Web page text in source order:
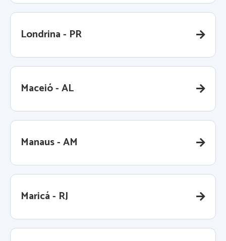
Londrina - PR
Maceió - AL
Manaus - AM
Maricá - RJ